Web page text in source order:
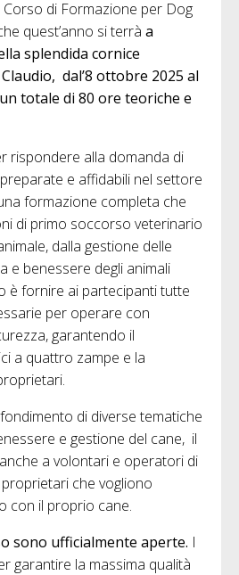
di Formazione per Dog
quest’anno si terrà a
splendida cornice
dal’8 ottobre 2025 al
totale di 80 ore teoriche e
rispondere alla domanda di
e affidabili nel settore
formazione completa che
di primo soccorso veterinario
dalla gestione delle
e benessere degli animali
è fornire ai partecipanti tutte
per operare con
garantendo il
a quattro zampe e la
di diverse tematiche
e gestione del cane, il
a volontari e operatori di
che vogliono
con il proprio cane.
sono ufficialmente aperte. I
garantire la massima qualità